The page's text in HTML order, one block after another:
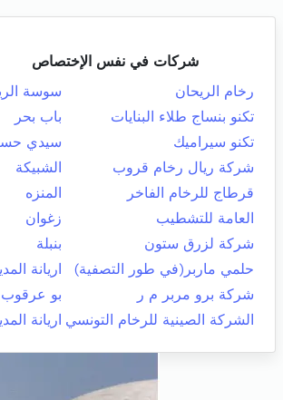
شركات في نفس الإختصاص
رخام الريحان
سوسة
تكنو بنساج طلاء البنايات
باب بحر
تكنو سيراميك
سيدي
شركة ريال رخام قروب
الشبيكة
قرطاج للرخام الفاخر
المنزه
العامة للتشطيب
زغوان
شركة لزرق ستون
بنبلة
حلمي ماربر(في طور التصفية)
اريانة
شركة برو مربر م ر
بو عرقوب
الشركة الصينية للرخام التونسي اريانة